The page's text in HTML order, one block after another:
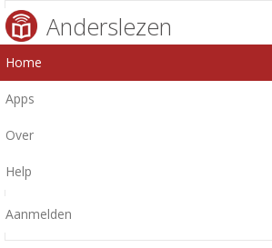
Anderslezen
Home
Apps
Over
Help
Aanmelden